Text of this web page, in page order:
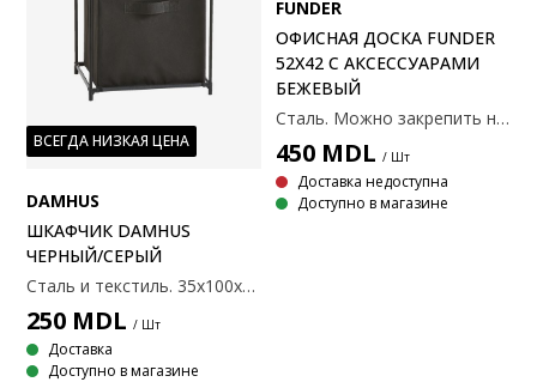
ВСЕГДА НИЗКАЯ ЦЕНА
DAMHUS
ШКАФЧИК DAMHUS
ЧЕРНЫЙ/СЕРЫЙ
Сталь и текстиль. 35x100x35 см
250 MDL / Шт
Доставка
Доступно в магазине
FUNDER
ОФИСНАЯ ДОСКА FUNDER
52X42 С АКСЕССУАРАМИ
БЕЖЕВЫЙ
Сталь. Можно закрепить на краю стола или повесить на стену. В комплекте крючки, магниты и контейнеры. Размеры: 52x42x11см
450 MDL / Шт
Доставка недоступна
Доступно в магазине